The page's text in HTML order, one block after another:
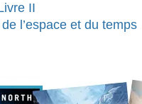
II
l’espace et du temps